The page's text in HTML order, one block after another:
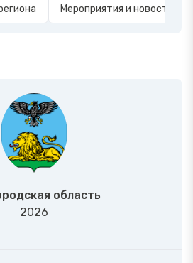
Мероприятия и новости
область
2026